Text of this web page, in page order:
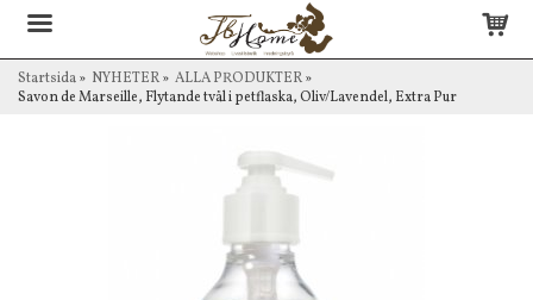
Startsida» NYHETER» ALLA PRODUKTER»
Savon de Marseille, Flytande tvål i petflaska, Oliv/Lavendel, Extra Pur